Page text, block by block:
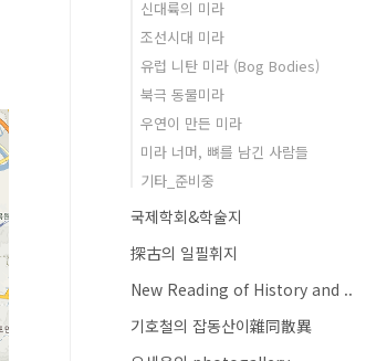
신대륙의 미라
조선시대 미라
유럽 니탄 미라 (Bog Bodies)
북극 동물미라
우연이 만든 미라
미라 너머, 뼈를 남긴 사람들
기타_준비중
국제학회&학술지
探古의 일필휘지
New Reading of History and ..
기호철의 잡동산이雜同散異